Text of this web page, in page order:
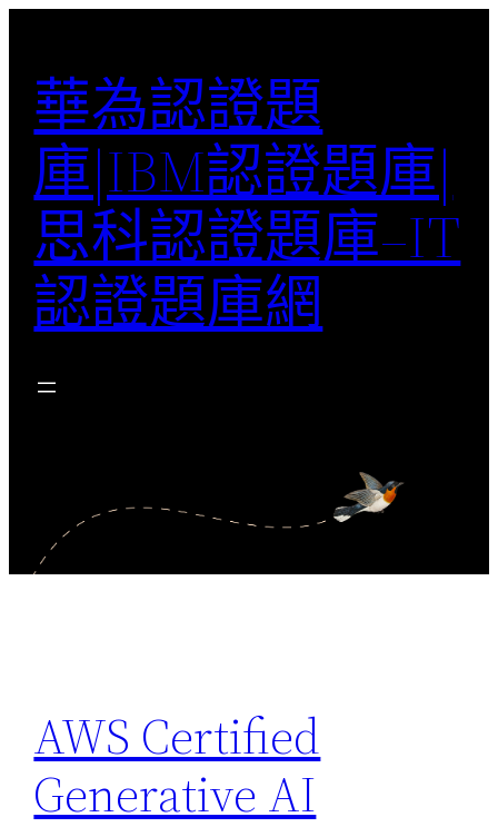
華為認證題
庫|IBM認證題庫|
思科認證題庫–IT
認證題庫網
AWS Certified
Generative AI